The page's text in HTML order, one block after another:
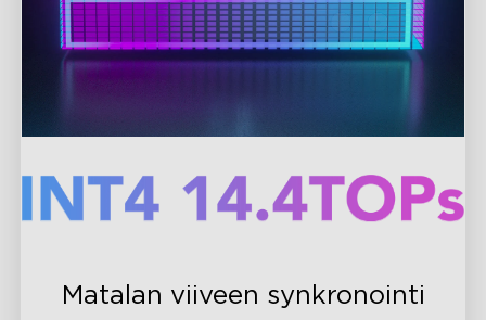
Matalan viiveen synkronointi